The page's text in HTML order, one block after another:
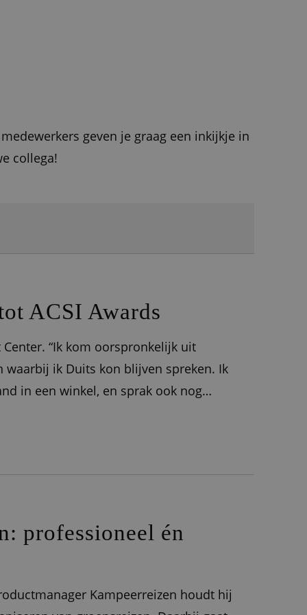
geven je graag een inkijkje in
collega!
ACSI Awards
“Ik kom oorspronkelijk uit
ik Duits kon blijven spreken. Ik
in een winkel, en sprak ook nog
professioneel én
Kampeerreizen houdt hij